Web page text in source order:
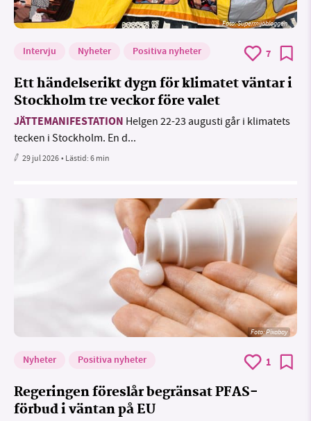
Foto: Supermijöbloggen
Intervju Nyheter Positiva nyheter 7
Ett händelserikt dygn för klimatet väntar i
Stockholm tre veckor före valet
JÄTTEMANIFESTATION Helgen 22-23 augusti går i klimatets
tecken i Stockholm. En d...
29 jul 2026• Lästid:6 min
Foto:Pixabay
Nyheter Positiva nyheter 1
Regeringen föreslår begränsat PFAS-
förbud i väntan på EU